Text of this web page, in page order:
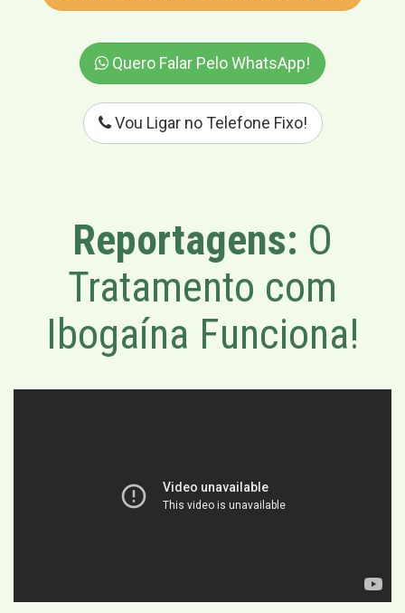
Quero Falar Pelo WhatsApp!
Vou Ligar no Telefone Fixo!
Reportagens: O
Tratamento com
Ibogaína Funciona!